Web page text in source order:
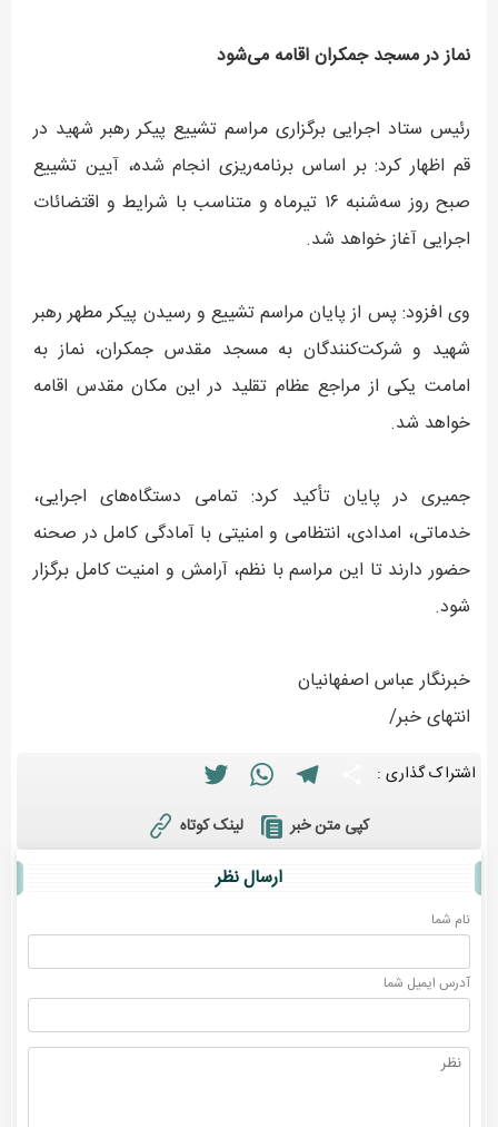
نماز در مسجد جمکران اقامه می‌شود
رئیس ستاد اجرایی برگزاری مراسم تشییع پیکر رهبر شهید در
قم اظهار کرد: بر اساس برنامه‌ریزی انجام شده، آیین تشییع
صبح روز سه‌شنبه ۱۶ تیرماه و متناسب با شرایط و اقتضائات
اجرایی آغاز خواهد شد.
وی افزود: پس از پایان مراسم تشییع و رسیدن پیکر مطهر رهبر
شهید و شرکت‌کنندگان به مسجد مقدس جمکران، نماز به
امامت یکی از مراجع عظام تقلید در این مکان مقدس اقامه
خواهد شد.
جمیری در پایان تأکید کرد: تمامی دستگاه‌های اجرایی،
خدماتی، امدادی، انتظامی و امنیتی با آمادگی کامل در صحنه
حضور دارند تا این مراسم با نظم، آرامش و امنیت کامل برگزار
شود.
خبرنگار عباس اصفهانیان
انتهای خبر/
اشتراک گذاری : Twitter
WhatsAppTelegram
کپی متن خبر لینک کوتاه
ارسال نظر
نام شما
آدرس ايميل شما